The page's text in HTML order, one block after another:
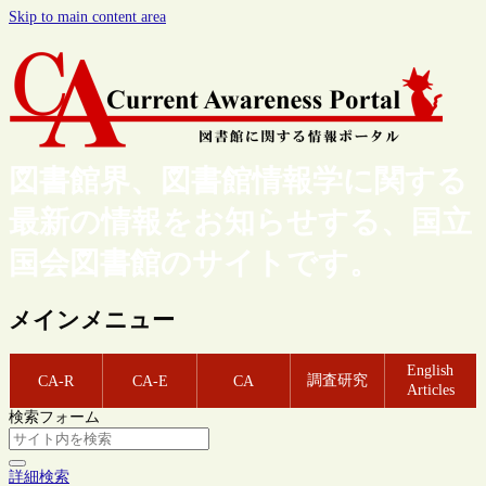
Skip to main content area
図書館界、図書館情報学に関する
最新の情報をお知らせする、国立
国会図書館のサイトです。
メインメニュー
CA-R CA-E CA 調査研究
English
Articles
検索フォーム
詳細検索